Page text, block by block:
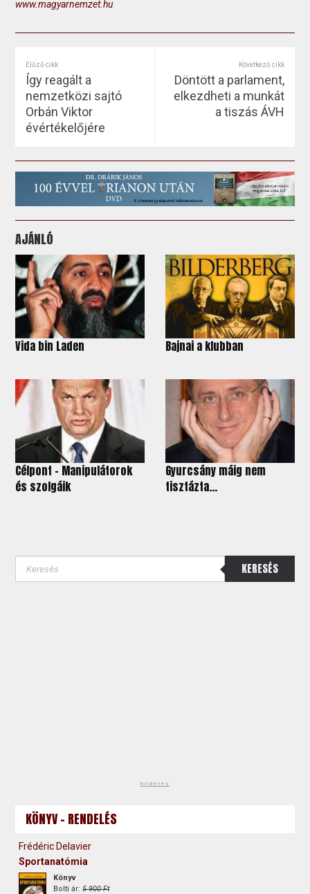
www.magyarnemzet.hu
Előző cikk
Így reagált a
nemzetközi sajtó
Orbán Viktor
évértékelőjére
Következő cikk
Döntött a parlament,
elkezdheti a munkát
a tiszás ÁVH
AJÁNLÓ
Vida bin Laden Bajnai a klubban
Célpont - Manipulátorok
és szolgáik
Gyurcsány máig nem
tisztázta...
KERESÉS
hirdetés
KÖNYV - RENDELÉS
Frédéric Delavier
Sportanatómia
Könyv
Bolti ár:5 900 Ft